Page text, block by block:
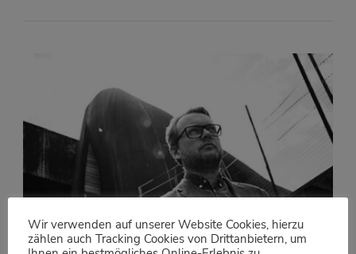
Wir verwenden auf unserer Website Cookies, hierzu
zählen auch Tracking Cookies von Drittanbietern, um